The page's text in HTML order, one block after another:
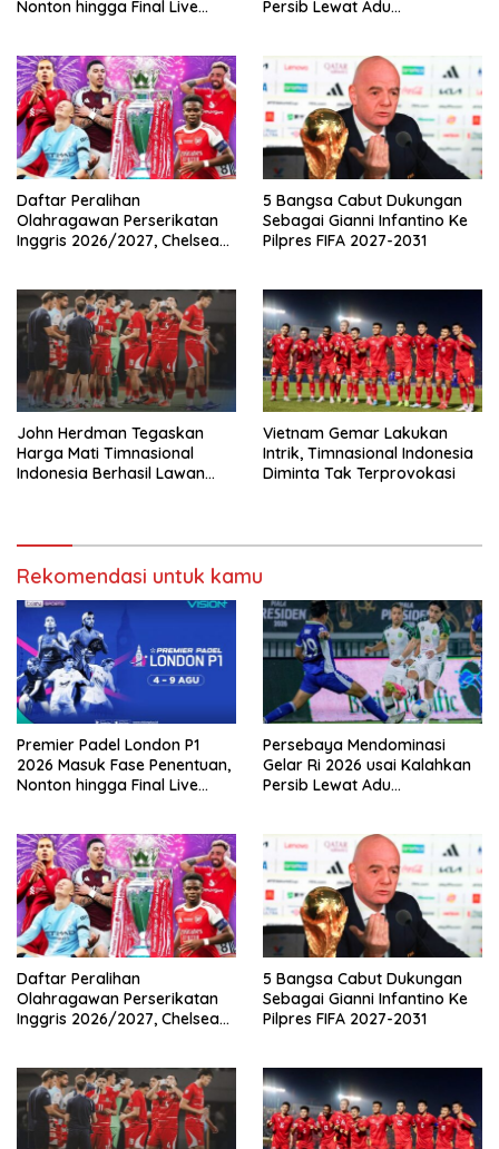
Nonton hingga Final Live
Persib Lewat Adu
Daftar Peralihan
Olahragawan Perserikatan
Inggris 2026/2027, Chelsea
5 Bangsa Cabut Dukungan
Sebagai Gianni Infantino Ke
Pilpres FIFA 2027-2031
John Herdman Tegaskan
Harga Mati Timnasional
Indonesia Berhasil Lawan
Vietnam Gemar Lakukan
Intrik, Timnasional Indonesia
Diminta Tak Terprovokasi
Rekomendasi untuk kamu
Premier Padel London P1
2026 Masuk Fase Penentuan,
Nonton hingga Final Live
Persebaya Mendominasi
Gelar Ri 2026 usai Kalahkan
Persib Lewat Adu
Daftar Peralihan
Olahragawan Perserikatan
Inggris 2026/2027, Chelsea
5 Bangsa Cabut Dukungan
Sebagai Gianni Infantino Ke
Pilpres FIFA 2027-2031